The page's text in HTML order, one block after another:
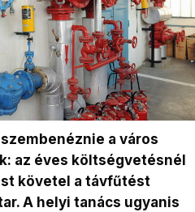
a város
az éves költségvetésnél
követel a távfűtést
A helyi tanács ugyanis